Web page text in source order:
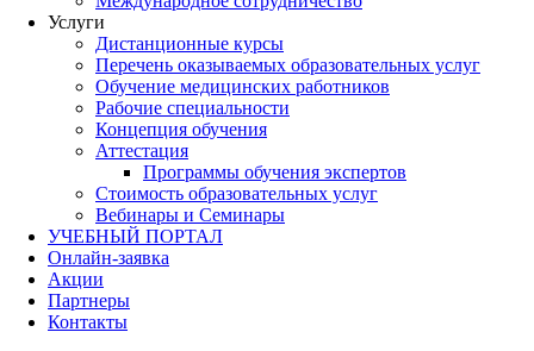
Услуги
Дистанционные курсы
Перечень оказываемых образовательных услуг
Обучение медицинских работников
Рабочие специальности
Концепция обучения
Аттестация
Программы обучения экспертов
Стоимость образовательных услуг
Вебинары и Семинары
УЧЕБНЫЙ ПОРТАЛ
Онлайн-заявка
Акции
Партнеры
Контакты